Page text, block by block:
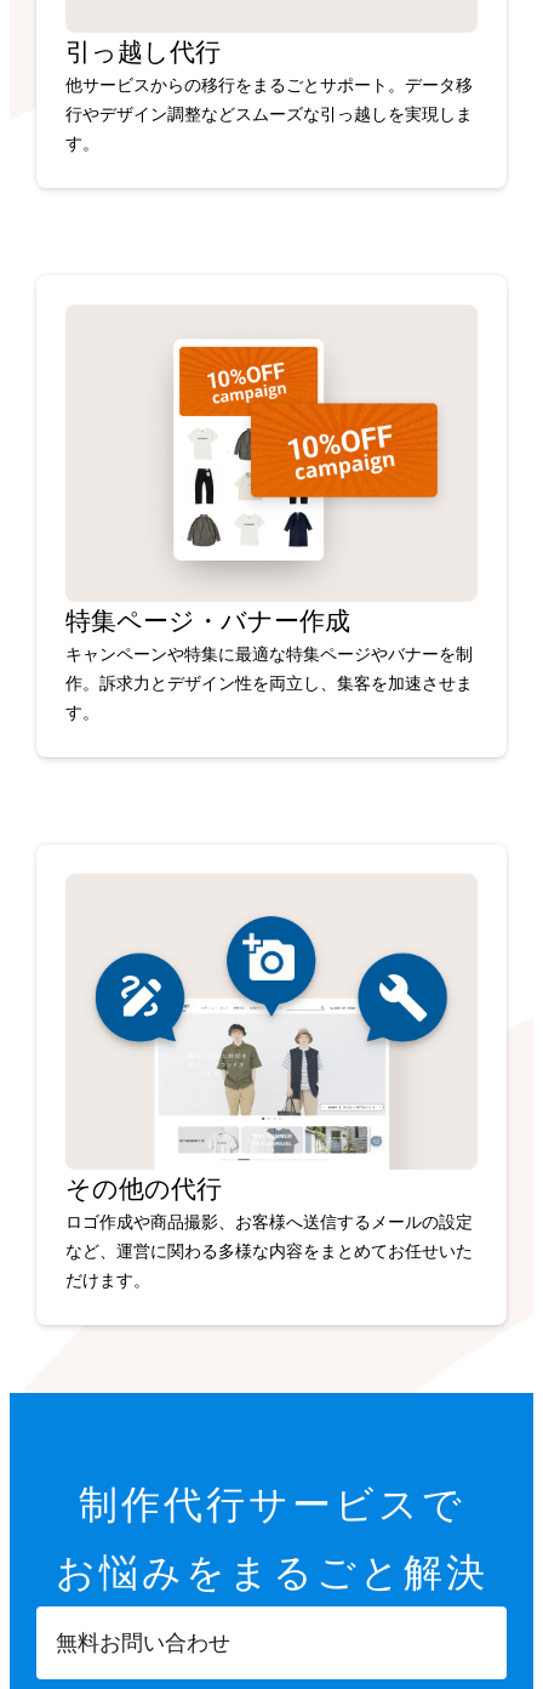
引っ越し代行
他サービスからの移行をまるごとサポート。データ移
行やデザイン調整などスムーズな引っ越しを実現しま
す。
特集ページ・バナー作成
キャンペーンや特集に最適な特集ページやバナーを制
作。訴求力とデザイン性を両立し、集客を加速させま
す。
その他の代行
ロゴ作成や商品撮影、お客様へ送信するメールの設定
など、運営に関わる多様な内容をまとめてお任せいた
だけます。
制作代行サービスで
お悩みを まるごと解決
無料お問い合わせ